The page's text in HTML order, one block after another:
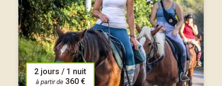
2 jours / 1 nuit
à partir de 360 €